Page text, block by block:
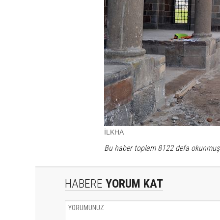
İLKHA
Bu haber toplam 8122 defa
HABERE YORUM KAT